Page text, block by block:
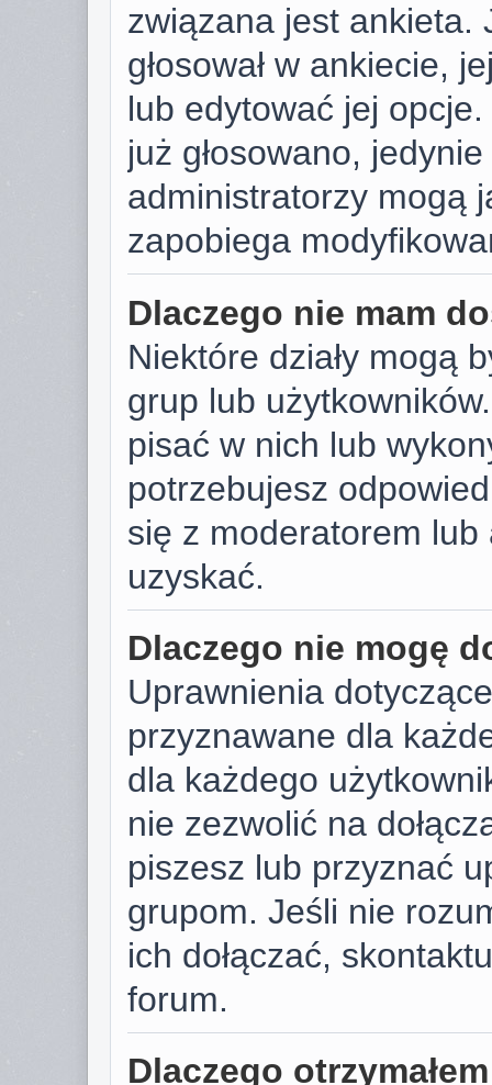
związana jest ankieta.
głosował w ankiecie,
lub edytować jej
już głosowano,
administratorzy mogą
zapobiega
Dlaczego nie mam
Niektóre działy mogą
grup lub
pisać w nich lub
potrzebujesz
się z moderatorem
uzyskać.
Dlaczego nie mogę
Uprawnienia
przyznawane dla
dla każdego
nie zezwolić na
piszesz lub przyznać
grupom. Jeśli nie
ich dołączać,
forum.
Dlaczego